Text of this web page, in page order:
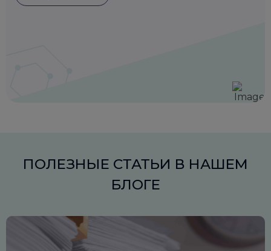
ПОЛЕЗНЫЕ СТАТЬИ В НАШЕМ
БЛОГЕ